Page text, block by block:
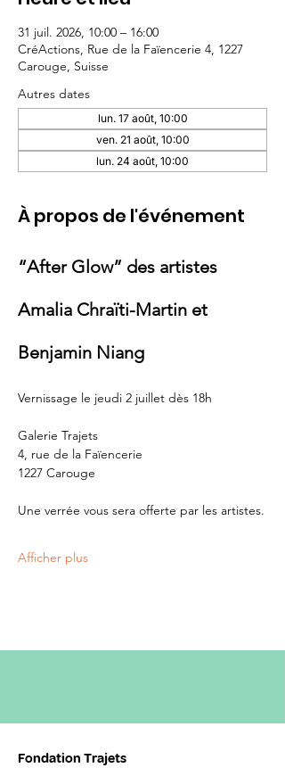
31 juil. 2026, 10:00 – 16:00
CréActions, Rue de la Faïencerie 4, 1227
Carouge, Suisse
Autres dates
lun. 17 août, 10:00
ven. 21 août, 10:00
lun. 24 août, 10:00
À propos de l'événement
“After Glow” des artistes
Amalia Chraïti-Martin et
Benjamin Niang
Vernissage le jeudi 2 juillet dès 18h
Galerie Trajets
4, rue de la Faïencerie
1227 Carouge
Une verrée vous sera offerte par les artistes.
Afficher plus
Fondation Trajets